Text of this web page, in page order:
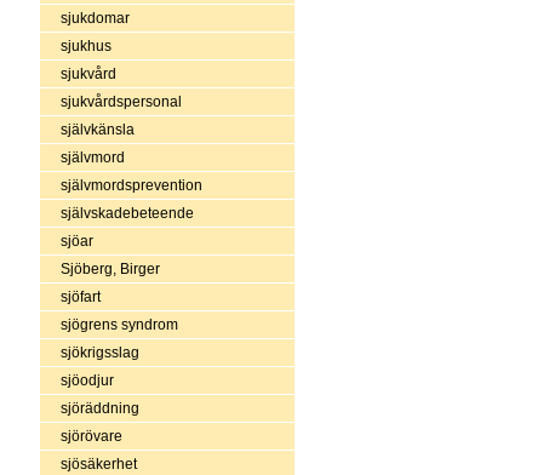
sjukdomar
sjukhus
sjukvård
sjukvårdspersonal
självkänsla
självmord
självmordsprevention
självskadebeteende
sjöar
Sjöberg, Birger
sjöfart
sjögrens syndrom
sjökrigsslag
sjöodjur
sjöräddning
sjörövare
sjösäkerhet